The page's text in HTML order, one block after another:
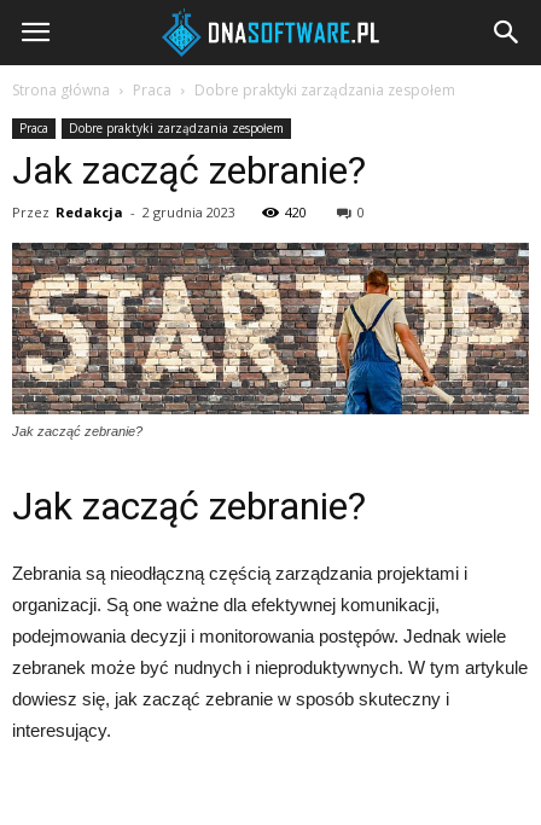
DNAsoftware.pl
Strona główna Praca Dobre praktyki zarządzania zespołem
Praca Dobre praktyki zarządzania zespołem
Jak zacząć zebranie?
Przez Redakcja - 2 grudnia 2023 420 0
Jak zacząć zebranie?
Jak zacząć zebranie?
Zebrania są nieodłączną częścią zarządzania projektami i
organizacji. Są one ważne dla efektywnej komunikacji,
podejmowania decyzji i monitorowania postępów. Jednak wiele
zebranek może być nudnych i nieproduktywnych. W tym artykule
dowiesz się, jak zacząć zebranie w sposób skuteczny i
interesujący.